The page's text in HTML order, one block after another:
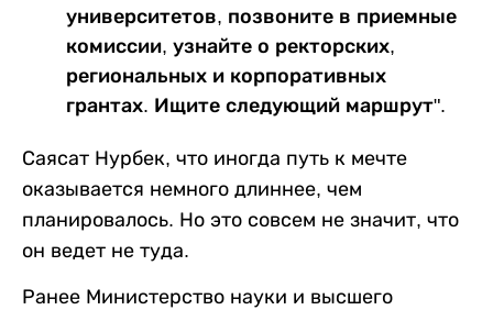
университетов, позвоните в приемные
комиссии, узнайте о ректорских,
региональных и корпоративных
грантах. Ищите следующий маршрут".
Саясат Нурбек, что иногда путь к мечте
оказывается немного длиннее, чем
планировалось. Но это совсем не значит, что
он ведет не туда.
Ранее Министерство науки и высшего